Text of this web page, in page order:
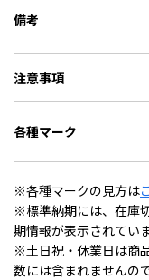
備考
注意事項
各種マーク
※各種マークの見方は
※標準納期には、在庫
期情報が表示されていま
※土日祝・休業日は商
数には含まれませんの